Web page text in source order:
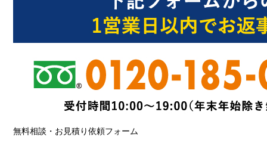
無料相談・お見積り依頼フォーム